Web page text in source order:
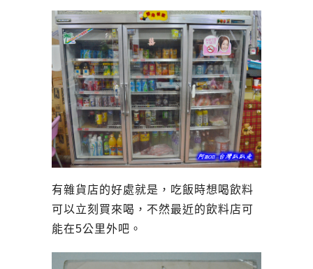
有雜貨店的好處就是，吃飯時想喝飲料
可以立刻買來喝，不然最近的飲料店可
能在5公里外吧。